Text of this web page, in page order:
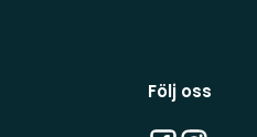
Följ oss